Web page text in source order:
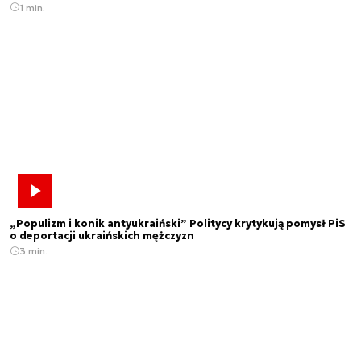
1 min.
„Populizm i konik antyukraiński” Politycy krytykują pomysł PiS
o deportacji ukraińskich mężczyzn
3 min.